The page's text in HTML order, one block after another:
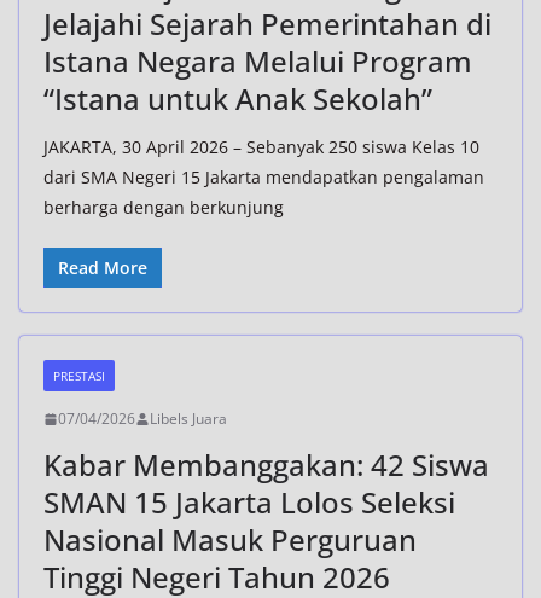
Jelajahi Sejarah Pemerintahan di
Istana Negara Melalui Program
“Istana untuk Anak Sekolah”
JAKARTA, 30 April 2026 – Sebanyak 250 siswa Kelas 10
dari SMA Negeri 15 Jakarta mendapatkan pengalaman
berharga dengan berkunjung
Read More
PRESTASI
07/04/2026 Libels Juara
Kabar Membanggakan: 42 Siswa
SMAN 15 Jakarta Lolos Seleksi
Nasional Masuk Perguruan
Tinggi Negeri Tahun 2026